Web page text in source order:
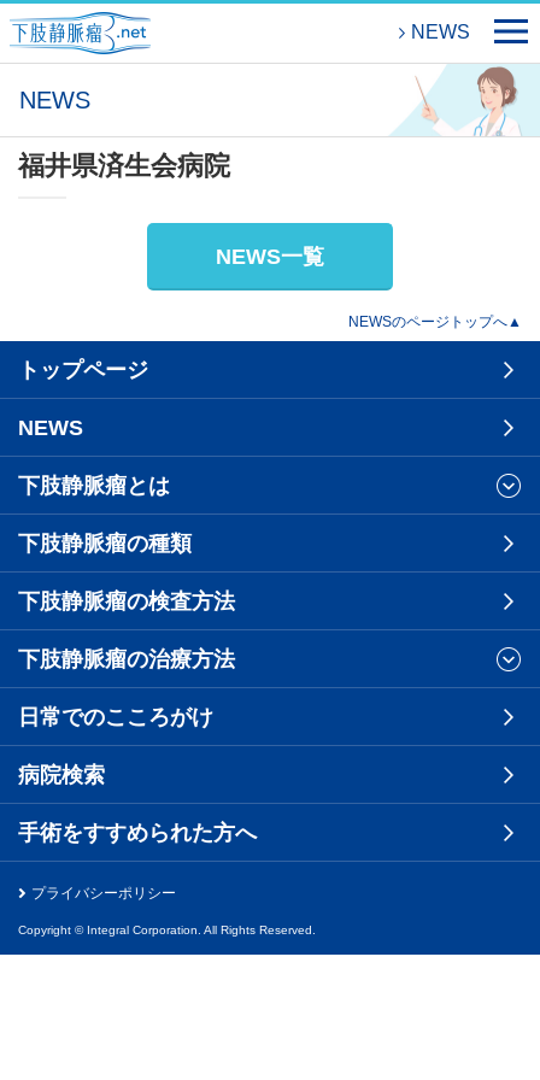
NEWS
NEWS
福井県済生会病院
NEWS一覧
NEWSのページトップへ▲
トップページ
NEWS
下肢静脈瘤とは
下肢静脈瘤の種類
下肢静脈瘤の検査方法
下肢静脈瘤の治療方法
日常でのこころがけ
病院検索
手術をすすめられた方へ
プライバシーポリシー
Copyright © Integral Corporation. All Rights Reserved.